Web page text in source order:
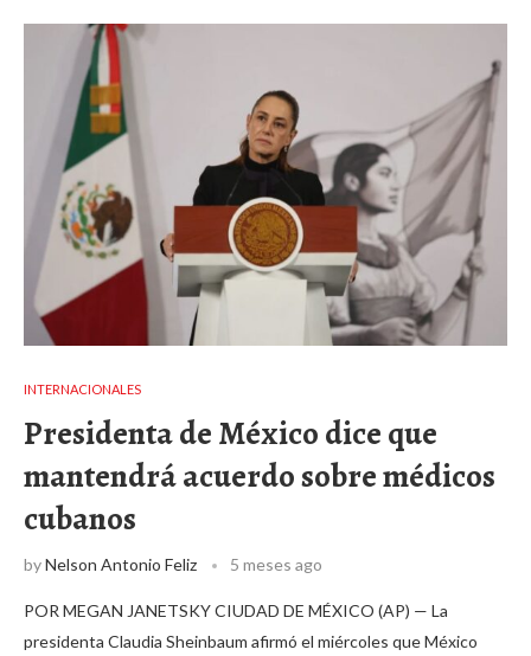
INTERNACIONALES
Presidenta de México dice que
mantendrá acuerdo sobre médicos
cubanos
byNelson Antonio Feliz 5 meses ago
POR MEGAN JANETSKY CIUDAD DE MÉXICO (AP) — La
presidenta Claudia Sheinbaum afirmó el miércoles que México